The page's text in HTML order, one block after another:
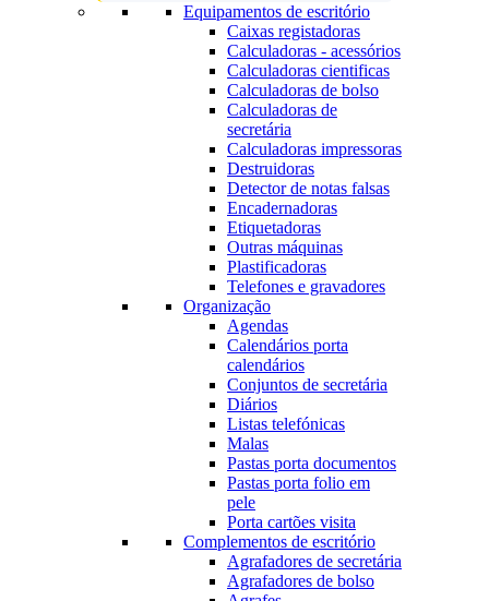
Equipamentos de escritório
Caixas registadoras
Calculadoras - acessórios
Calculadoras cientificas
Calculadoras de bolso
Calculadoras de
secretária
Calculadoras impressoras
Destruidoras
Detector de notas falsas
Encadernadoras
Etiquetadoras
Outras máquinas
Plastificadoras
Telefones e gravadores
Organização
Agendas
Calendários porta
calendários
Conjuntos de secretária
Diários
Listas telefónicas
Malas
Pastas porta documentos
Pastas porta folio em
pele
Porta cartões visita
Complementos de escritório
Agrafadores de secretária
Agrafadores de bolso